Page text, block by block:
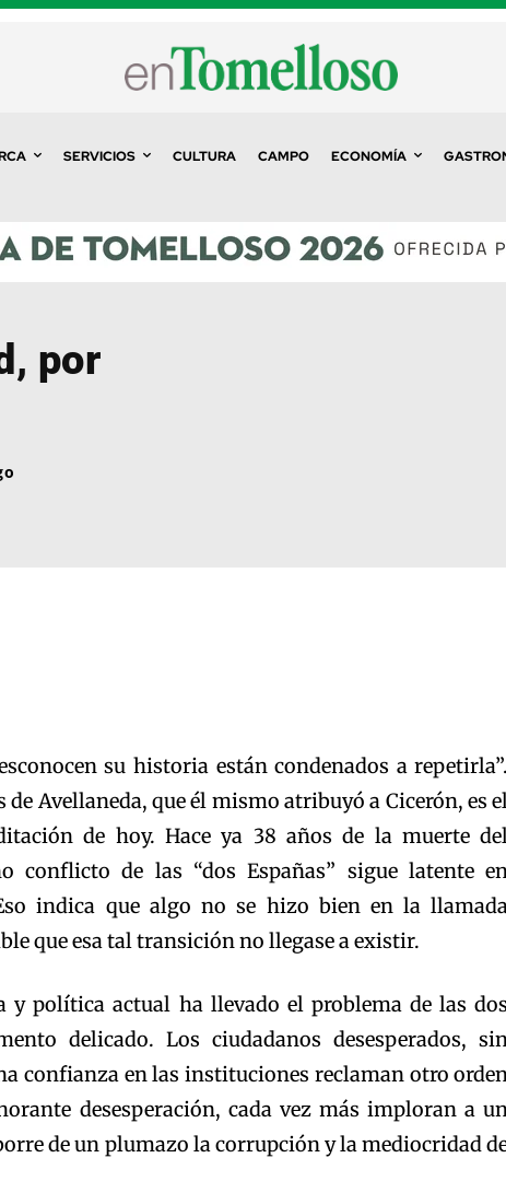
SERVICIOS CULTURA CAMPO ECONOMÍA
por
su historia están condenados a repetirla”.
de Avellaneda, que él mismo atribuyó a Cicerón, es
de hoy. Hace ya 38 años de la muerte
conflicto de las “dos Españas” sigue latente
indica que algo no se hizo bien en la
que esa tal transición no llegase a existir.
y política actual ha llevado el problema de las dos
delicado. Los ciudadanos desesperados,
confianza en las instituciones reclaman otro
desesperación, cada vez más imploran a
de un plumazo la corrupción y la mediocridad